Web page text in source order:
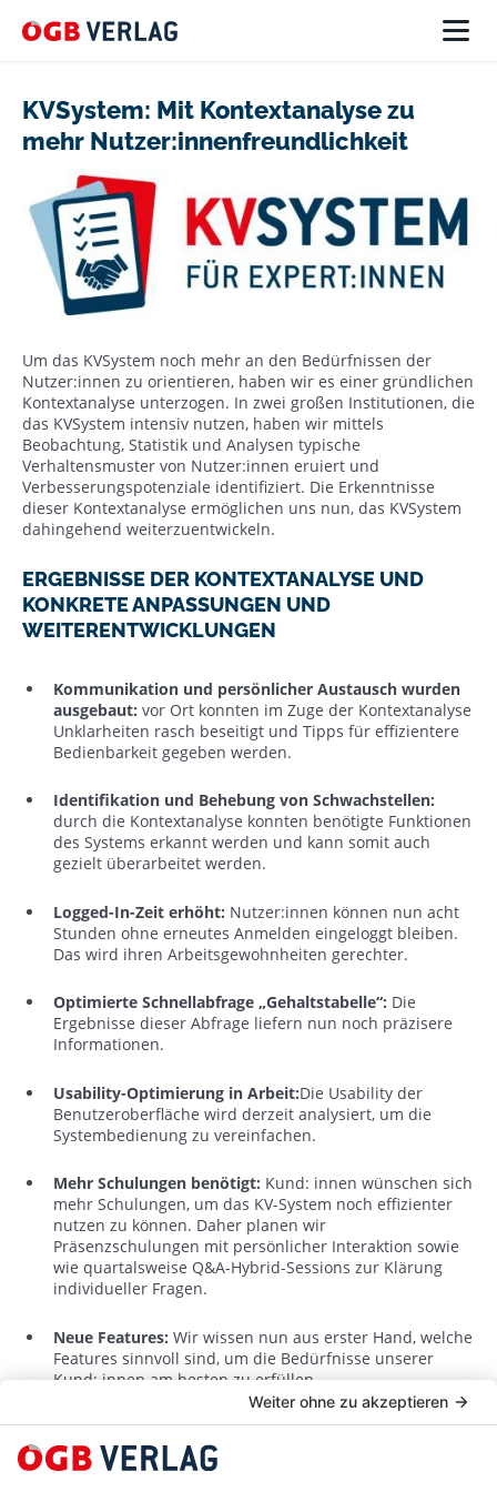
KVSystem: Mit Kontextanalyse zu
mehr Nutzer:innenfreundlichkeit
Um das KVSystem noch mehr an den Bedürfnissen der
Nutzer:innen zu orientieren, haben wir es einer gründlichen
Kontextanalyse unterzogen. In zwei großen Institutionen, die
das KVSystem intensiv nutzen, haben wir mittels
Beobachtung, Statistik und Analysen typische
Verhaltensmuster von Nutzer:innen eruiert und
Verbesserungspotenziale identifiziert. Die Erkenntnisse
dieser Kontextanalyse ermöglichen uns nun, das KVSystem
dahingehend weiterzuentwickeln.
ERGEBNISSE DER KONTEXTANALYSE UND
KONKRETE ANPASSUNGEN UND
WEITERENTWICKLUNGEN
Kommunikation und persönlicher Austausch wurden
ausgebaut: vor Ort konnten im Zuge der Kontextanalyse
Unklarheiten rasch beseitigt und Tipps für effizientere
Bedienbarkeit gegeben werden.
Identifikation und Behebung von Schwachstellen:
durch die Kontextanalyse konnten benötigte Funktionen
des Systems erkannt werden und kann somit auch
gezielt überarbeitet werden.
Logged-In-Zeit erhöht: Nutzer:innen können nun acht
Stunden ohne erneutes Anmelden eingeloggt bleiben.
Das wird ihren Arbeitsgewohnheiten gerechter.
Optimierte Schnellabfrage „Gehaltstabelle“: Die
Ergebnisse dieser Abfrage liefern nun noch präzisere
Informationen.
Usability-Optimierung in Arbeit:Die Usability der
Benutzeroberfläche wird derzeit analysiert, um die
Systembedienung zu vereinfachen.
Mehr Schulungen benötigt: Kund: innen wünschen sich
mehr Schulungen, um das KV-System noch effizienter
nutzen zu können. Daher planen wir
Präsenzschulungen mit persönlicher Interaktion sowie
wie quartalsweise Q&A-Hybrid-Sessions zur Klärung
individueller Fragen.
Neue Features: Wir wissen nun aus erster Hand, welche
Features sinnvoll sind, um die Bedürfnisse unserer
Kund: innen am besten zu erfüllen.
Nazanin Bakhtiyarinasab, BSc, Leitung Redaktion Kollektivverträge
Mail: nazanin.bakhtiyarinasab@oegbverlag.at